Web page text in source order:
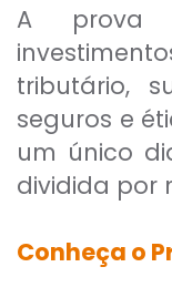
A prova
tributário,
seguros e
um único
dividida por
Conheça o